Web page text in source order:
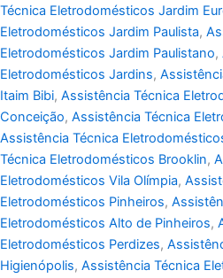
Técnica Eletrodomésticos Jardim
Eletrodomésticos Jardim Paulista,
Eletrodomésticos Jardim Paulistano,
Eletrodomésticos Jardins,
Itaim Bibi, Assistência Técnica
Conceição, Assistência Técnica
Assistência Técnica
Técnica Eletrodomésticos Brooklin,
Eletrodomésticos Vila Olímpia,
Eletrodomésticos Pinheiros,
Eletrodomésticos Alto de Pinheiros,
Eletrodomésticos Perdizes,
Higienópolis, Assistência Técnica